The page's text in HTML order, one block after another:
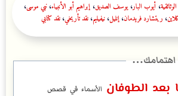
، أيوب البار،يوسف الصديق، إبراهيم أبو الأنبياء،نبي موسى،
، ريتشارد فريدمان، إنليل، نيفيليم، نقد تأريخي، نقد كتابي
الأسماء في قصص